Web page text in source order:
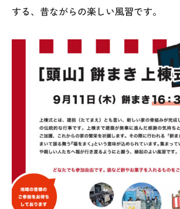
上越スタジオ
スタッフ紹介
ブログ
オレンジフェア
各種事業
する、昔ながらの楽しい風習です。